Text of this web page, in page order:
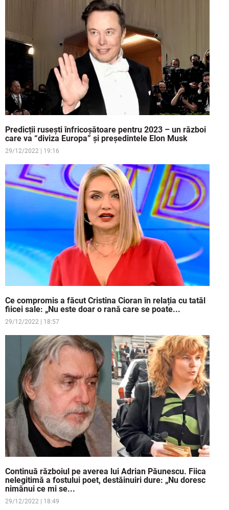
Predicții rusești înfricoșătoare pentru 2023 – un război
care va “diviza Europa” și președintele Elon Musk
29/12/2022 | 19:16
Ce compromis a făcut Cristina Cioran în relația cu tatăl
fiicei sale: „Nu este doar o rană care se poate...
29/12/2022 | 18:57
Continuă războiul pe averea lui Adrian Păunescu. Fiica
nelegitimă a fostului poet, destăinuiri dure: „Nu doresc
nimănui ce mi se...
29/12/2022 | 18:49